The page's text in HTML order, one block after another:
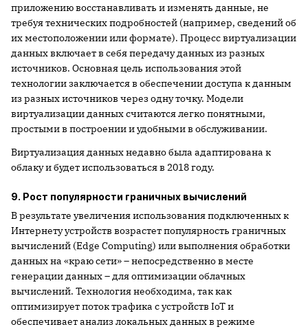
приложению восстанавливать и изменять данные, не
требуя технических подробностей (например, сведений об
их местоположении или формате). Процесс виртуализации
данных включает в себя передачу данных из разных
источников. Основная цель использования этой
технологии заключается в обеспечении доступа к данным
из разных источников через одну точку. Модели
виртуализации данных считаются легко понятными,
простыми в построении и удобными в обслуживании.
Виртуализация данных недавно была адаптирована к
облаку и будет использоваться в 2018 году.
9. Рост популярности граничных вычислений
В результате увеличения использования подключенных к
Интернету устройств возрастет популярность граничных
вычислений (Edge Computing) или выполнения обработки
данных на «краю сети» – непосредственно в месте
генерации данных – для оптимизации облачных
вычислений. Технология необходима, так как
оптимизирует поток трафика с устройств IoT и
обеспечивает анализ локальных данных в режиме